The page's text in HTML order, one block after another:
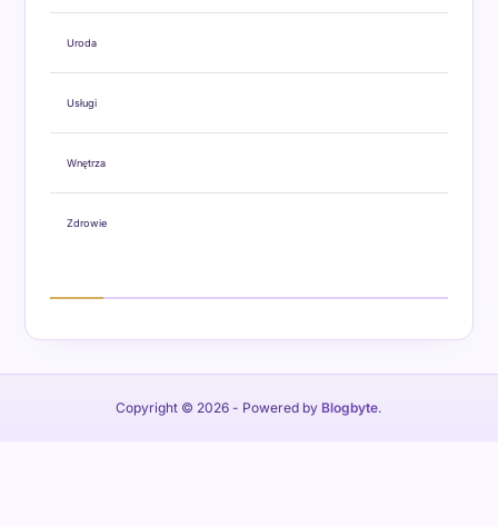
Uroda
Usługi
Wnętrza
Zdrowie
Copyright © 2026 - Powered by Blogbyte.